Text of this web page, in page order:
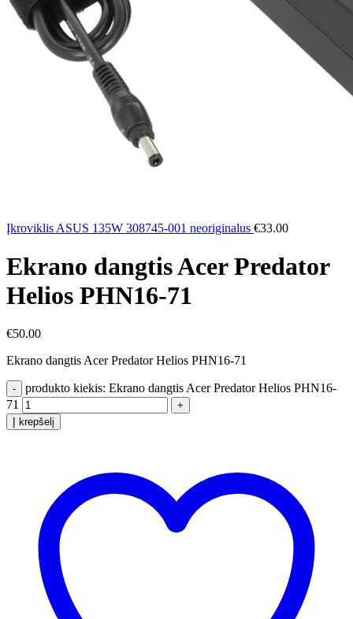
Įkroviklis ASUS 135W 308745-001 neoriginalus €33.00
Ekrano dangtis Acer Predator
Helios PHN16-71
€50.00
Ekrano dangtis Acer Predator Helios PHN16-71
produkto kiekis: Ekrano dangtis Acer Predator Helios PHN16-
71
Į krepšelį